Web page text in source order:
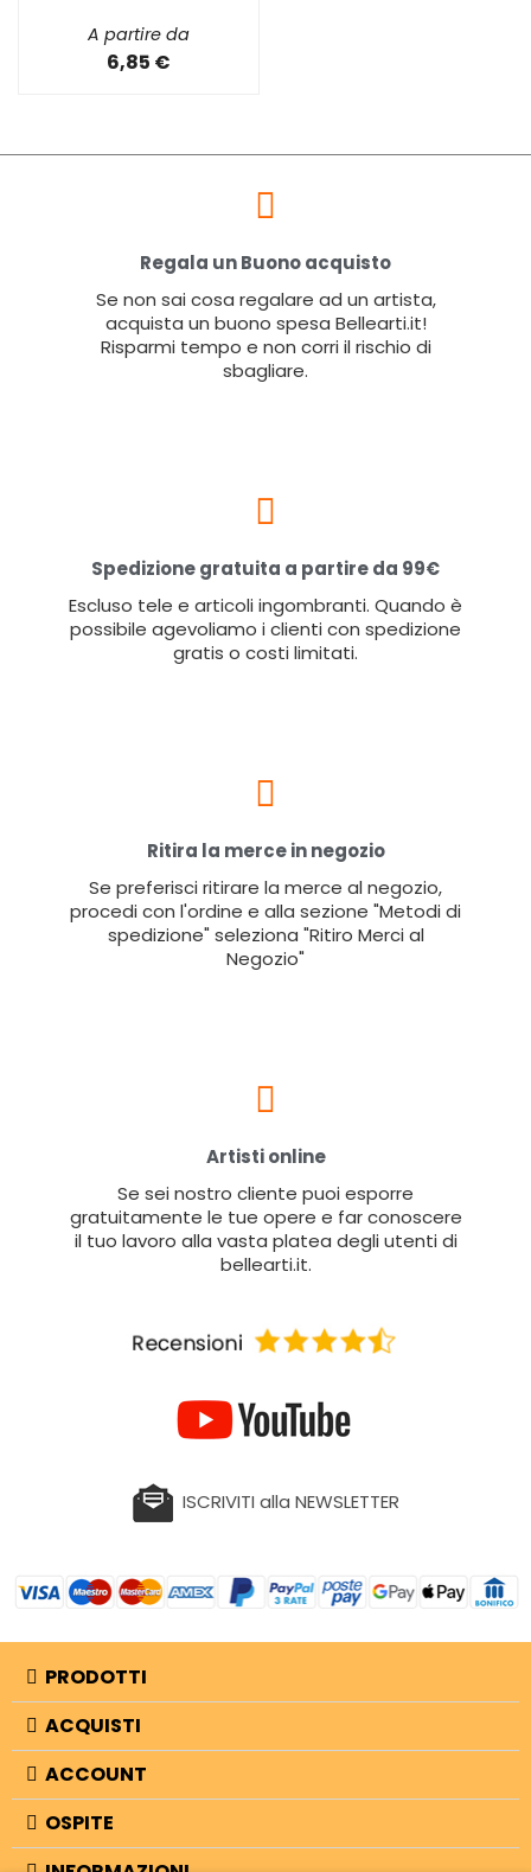
A partire da
6,85 €
Regala un Buono acquisto
Se non sai cosa regalare ad un artista,
acquista un buono spesa Bellearti.it!
Risparmi tempo e non corri il rischio di
sbagliare.
Spedizione gratuita a partire da 99€
Escluso tele e articoli ingombranti. Quando è
possibile agevoliamo i clienti con spedizione
gratis o costi limitati.
Ritira la merce in negozio
Se preferisci ritirare la merce al negozio,
procedi con l'ordine e alla sezione "Metodi di
spedizione" seleziona "Ritiro Merci al
Negozio"
Artisti online
Se sei nostro cliente puoi esporre
gratuitamente le tue opere e far conoscere
il tuo lavoro alla vasta platea degli utenti di
bellearti.it.
ISCRIVITI alla NEWSLETTER
PRODOTTI
ACQUISTI
ACCOUNT
OSPITE